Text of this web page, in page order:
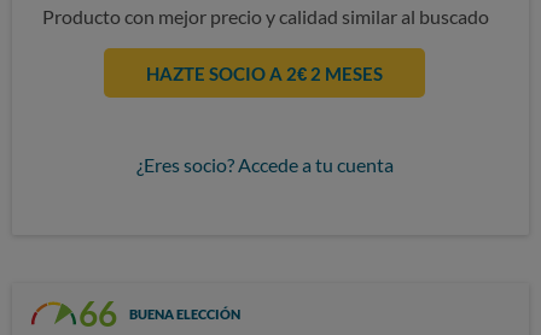
Producto con mejor precio y calidad similar al buscado
HAZTE SOCIO A 2€ 2 MESES
¿Eres socio? Accede a tu cuenta
66 BUENA ELECCIÓN